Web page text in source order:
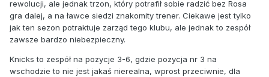
rewolucji, ale jednak trzon, który potrafił sobie radzić bez Rosa
gra dalej, a na ławce siedzi znakomity trener. Ciekawe jest tylko
jak ten sezon potraktuje zarząd tego klubu, ale jednak to zespół
zawsze bardzo niebezpieczny.
Knicks to zespół na pozycje 3-6, gdzie pozycja nr 3 na
wschodzie to nie jest jakaś nierealna, wprost przeciwnie, dla